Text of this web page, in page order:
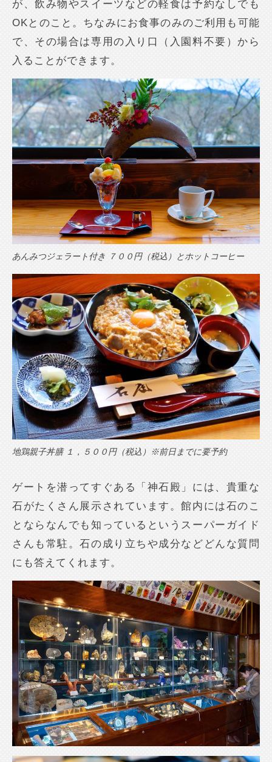
が、飲み物やスイーツなどの軽食は予約なしでも
OKとのこと。ちなみにお食事のみのご利用も可能
で、その場合は専用の入り口（入園料不要）から
入ることができます。
あんみつジェラート付き ７００円（税込）とホットコーヒー
地鶏親子丼膳 １，５００円（税込）※前日までに要予約
ゲートを潜ってすぐある「神石殿」には、貴重な
石がたくさん展示されています。館内には石のこ
とならなんでも知っているというスーパーガイド
さんも常駐。石の成り立ちや成分などどんな質問
にも答えてくれます。